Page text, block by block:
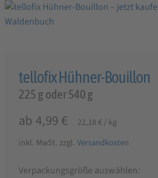
tellofix Hühner-Bouillon
225 g oder 540 g
ab 4,99 € 22,18 €/kg
inkl. MwSt. zzgl. Versandkosten
Verpackungsgröße auswählen: